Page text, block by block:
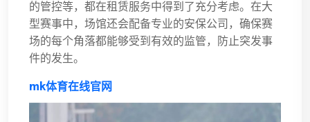
的管控等，都在租赁服务中得到了充分考虑。在大
型赛事中，场馆还会配备专业的安保公司，确保赛
场的每个角落都能够受到有效的监管，防止突发事
件的发生。
mk体育在线官网